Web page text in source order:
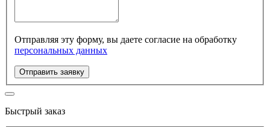
Отправляя эту форму, вы даете согласие на обработку
персональных данных
Отправить заявку
Быстрый заказ